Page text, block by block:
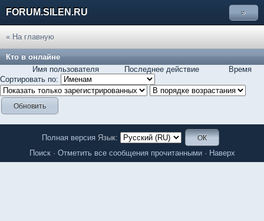
FORUM.SILEN.RU »
« На главную
Кто в онлайне
Имя пользователя
Последнее действие
Время
Сортировать по:
Полная версия Язык:
Поиск· Отметить все сообщения прочитанными· Наверх